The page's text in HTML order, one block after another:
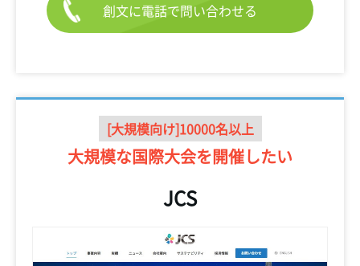
創文に電話で問い合わせる
[大規模向け]10000名以上
大規模な国際大会を開催したい
JCS